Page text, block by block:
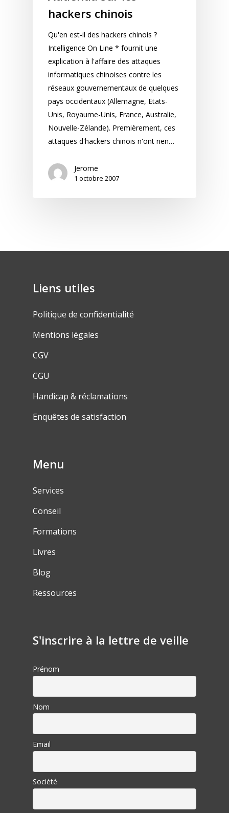
hackers chinois
Qu'en est-il des hackers chinois ?
Intelligence On Line * fournit une
explication à l'affaire des attaques
informatiques chinoises contre les
réseaux gouvernementaux de quelques
pays occidentaux (Allemagne, Etats-
Unis, Royaume-Unis, France, Australie,
Nouvelle-Zélande). Premièrement, ces
attaques d'hackers chinois n'ont rien…
Jerome
1 octobre 2007
Liens utiles
Politique de confidentialité
Mentions légales
CGV
CGU
Handicap & réclamations
Enquêtes de satisfaction
Menu
Services
Conseil
Formations
Livres
Blog
Ressources
S'inscrire à la lettre de veille
Prénom
Nom
Email
Société